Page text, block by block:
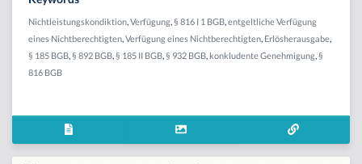
Nichtleistungskondiktion Verfügung § 816 I 1 BGB entgeltliche Verfügung
eines Nichtberechtigten Verfügung eines Nichtberechtigten Erlösherausgabe
§ 185 BGB § 892 BGB § 185 II BGB § 932 BGB konkludente Genehmigung §
816 BGB